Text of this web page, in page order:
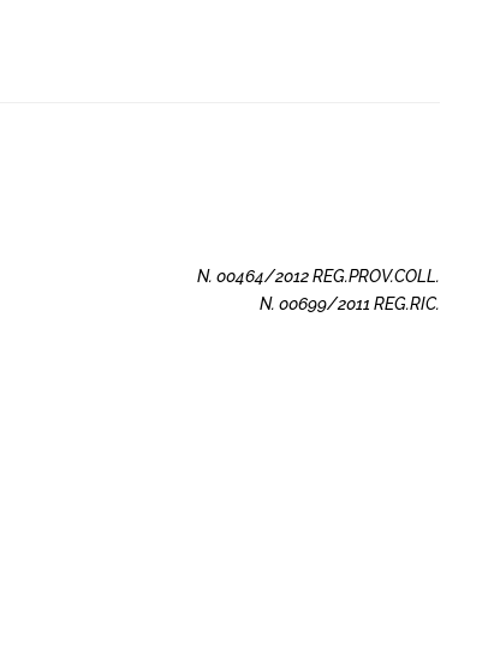
N. 00464/2012 REG.PROV.COLL.
N. 00699/2011 REG.RIC.